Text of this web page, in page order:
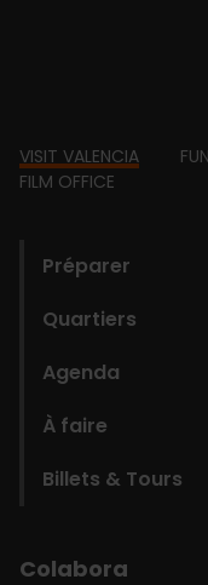
Footer
VISIT VALENCIA
FILM OFFICE
Préparer
Quartiers
Agenda
À faire
Billets & Tours
Colabora